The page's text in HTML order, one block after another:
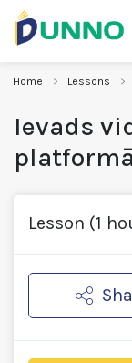
Home Lessons
Ievads
Lesson (1